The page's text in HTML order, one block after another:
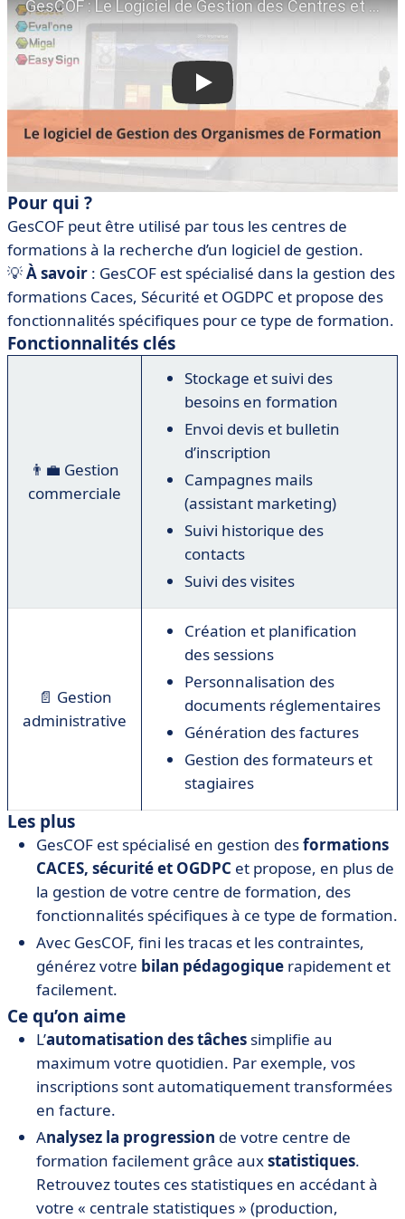
Pour qui ?
GesCOF peut être utilisé par tous les centres de
formations à la recherche d’un logiciel de gestion.
💡À savoir : GesCOF est spécialisé dans la gestion des
formations Caces, Sécurité et OGDPC et propose des
fonctionnalités spécifiques pour ce type de formation.
Fonctionnalités clés
👨‍💼 Gestion
commerciale
Stockage et suivi des
besoins en formation
Envoi devis et bulletin
d’inscription
Campagnes mails
(assistant marketing)
Suivi historique des
contacts
Suivi des visites
📄 Gestion
administrative
Création et planification
des sessions
Personnalisation des
documents réglementaires
Génération des factures
Gestion des formateurs et
stagiaires
Les plus
GesCOF est spécialisé en gestion desformations
CACES, sécurité et OGDPC et propose, en plus de
la gestion de votre centre de formation, des
fonctionnalités spécifiques à ce type de formation.
Avec GesCOF, fini les tracas et les contraintes,
générez votre bilan pédagogique rapidement et
facilement.
Ce qu’on aime
L’automatisation des tâches simplifie au
maximum votre quotidien. Par exemple, vos
inscriptions sont automatiquement transformées
en facture.
Analysez la progression de votre centre de
formation facilement grâce auxstatistiques.
Retrouvez toutes ces statistiques en accédant à
votre « centrale statistiques » (production,